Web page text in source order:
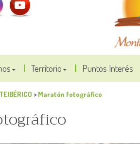
Territorio Puntos Interés
> Maratón fotográfico